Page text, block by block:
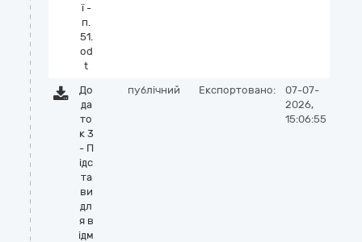
ї -
п.
51.
od
t
До
да
то
к 3
- П
ідс
та
ви
дл
я в
ідм
публічний Експортовано:
07-07-
2026,
15:06:55